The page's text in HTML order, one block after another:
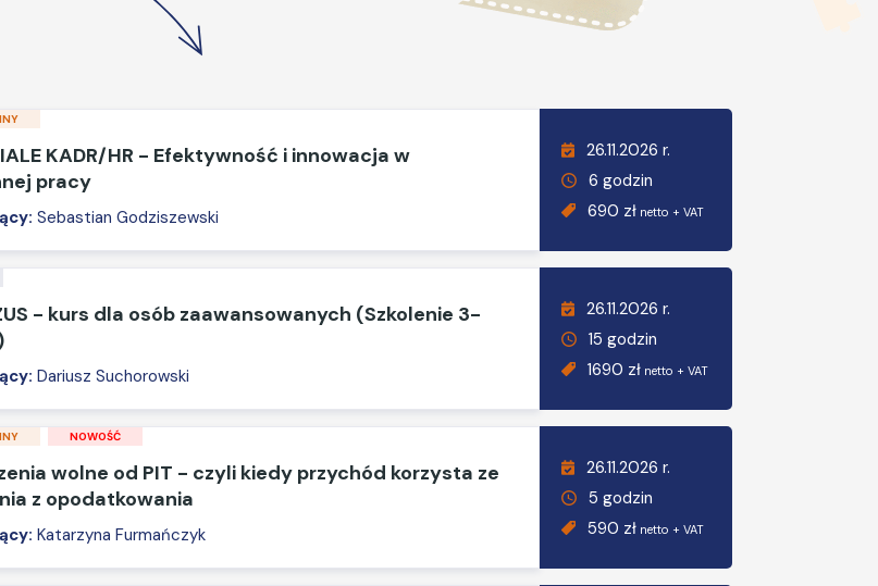
KADR/HR - Efektywność i innowacja w
pracy
Sebastian Godziszewski
26.11.2026 r.
6 godzin
690 zł netto + VAT
- kurs dla osób zaawansowanych (Szkolenie 3-
Dariusz Suchorowski
26.11.2026 r.
15 godzin
1690 zł netto + VAT
NOWOŚĆ
wolne od PIT - czyli kiedy przychód korzysta ze
z opodatkowania
Katarzyna Furmańczyk
26.11.2026 r.
5 godzin
590 zł netto + VAT